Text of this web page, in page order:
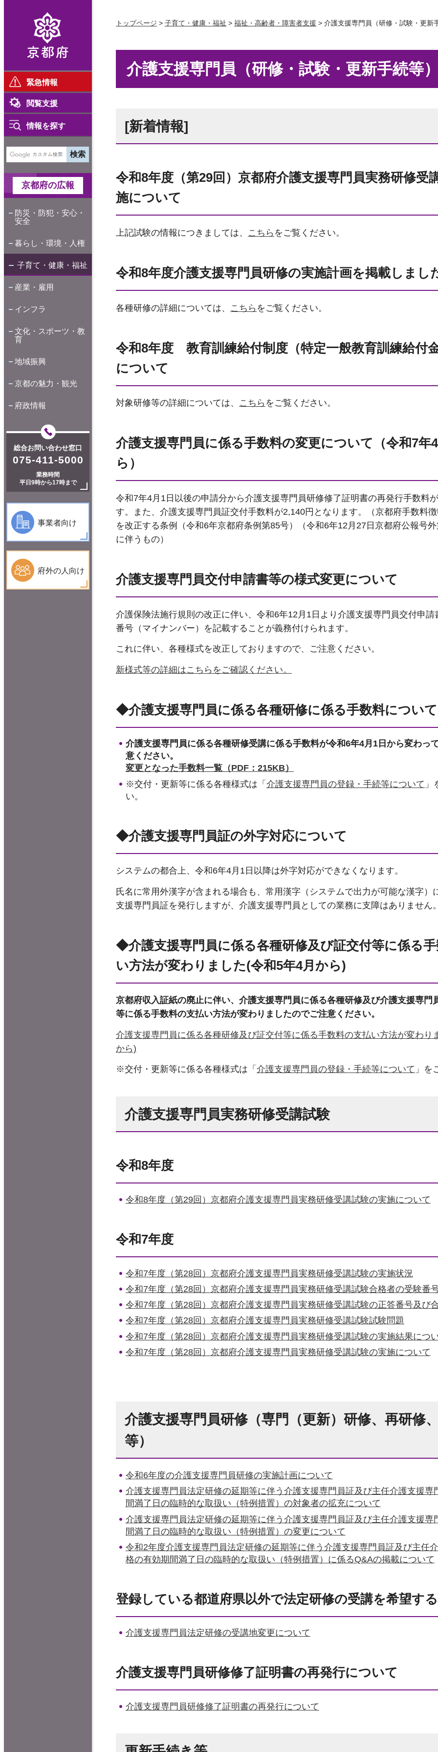
緊急情報
閲覧支援
情報を探す
京都府の広報
防災・防犯・安心・
安全
暮らし・環境・人権
子育て・健康・福祉
産業・雇用
インフラ
文化・スポーツ・教
育
地域振興
京都の魅力・観光
府政情報
総合お問い合わせ窓口
075-411-5000
業務時間
平日9時から17時まで
事業者向け
府外の人向け
トップページ > 子育て・健康・福祉 > 福祉・高齢者・障害者支援 > 介護支援専門員（研修・試験・更新
介護支援専門員（研修・試験・更新手続等）
[新着情報]
令和8年度（第29回）京都府介護支援専門員実務研修受
施について
上記試験の情報につきましては、 こちら をご覧ください。
令和8年度介護支援専門員研修の実施計画を掲載しまし
各種研修の詳細については、 こちら をご覧ください。
令和8年度 教育訓練給付制度（特定一般教育訓練給付
について
対象研修等の詳細については、 こちら をご覧ください。
介護支援専門員に係る手数料の変更について（令和7年
ら）
令和7年4月1日以後の申請分から介護支援専門員研修修了証明書の再発行手数料
す。また、介護支援専門員証交付手数料が2,140円となります。（京都府手数料
を改正する条例（令和6年京都府条例第85号）（令和6年12月27日京都府公報号
に伴うもの）
介護支援専門員交付申請書等の様式変更について
介護保険法施行規則の改正に伴い、令和6年12月1日より介護支援専門員交付申請
番号（マイナンバー）を記載することが義務付けられます。
これに伴い、各種様式を改正しておりますので、ご注意ください。
新様式等の詳細はこちらをご確認ください。
◆介護支援専門員に係る各種研修に係る手数料について
介護支援専門員に係る各種研修受講に係る手数料が令和6年4月1日から変わっ
意ください。
変更となった手数料一覧（PDF：215KB）
※交付・更新等に係る各種様式は「 介護支援専門員の登録・手続等について 」
い。
◆介護支援専門員証の外字対応について
システムの都合上、令和6年4月1日以降は外字対応ができなくなります。
氏名に常用外漢字が含まれる場合も、常用漢字（システムで出力が可能な漢字）
支援専門員証を発行しますが、介護支援専門員としての業務に支障はありません。
◆介護支援専門員に係る各種研修及び証交付等に係る
い方法が変わりました(令和5年4月から)
京都府収入証紙の廃止に伴い、介護支援専門員に係る各種研修及び介護支援専門
等に係る手数料の支払い方法が変わりましたのでご注意ください。
介護支援専門員に係る各種研修及び証交付等に係る手数料の支払い方法が変わり
から)
※交付・更新等に係る各種様式は「 介護支援専門員の登録・手続等について 」を
介護支援専門員実務研修受講試験
令和8年度
令和8年度（第29回）京都府介護支援専門員実務研修受講試験の実施について
令和7年度
令和7年度（第28回）京都府介護支援専門員実務研修受講試験の実施状況
令和7年度（第28回）京都府介護支援専門員実務研修受講試験合格者の受験番
令和7年度（第28回）京都府介護支援専門員実務研修受講試験の正答番号及び
令和7年度（第28回）京都府介護支援専門員実務研修受講試験試験問題
令和7年度（第28回）京都府介護支援専門員実務研修受講試験の実施結果につ
令和7年度（第28回）京都府介護支援専門員実務研修受講試験の実施について
介護支援専門員研修（専門（更新）研修、再研修
等）
令和6年度の介護支援専門員研修の実施計画について
介護支援専門員法定研修の延期等に伴う介護支援専門員証及び主任介護支援専
間満了日の臨時的な取扱い（特例措置）の対象者の拡充について
介護支援専門員法定研修の延期等に伴う介護支援専門員証及び主任介護支援専
間満了日の臨時的な取扱い（特例措置）の変更について
令和2年度介護支援専門員法定研修の延期等に伴う介護支援専門員証及び主任
格の有効期間満了日の臨時的な取扱い（特例措置）に係るQ&Aの掲載について
登録している都道府県以外で法定研修の受講を希望す
介護支援専門員法定研修の受講地変更について
介護支援専門員研修修了証明書の再発行について
介護支援専門員研修修了証明書の再発行について